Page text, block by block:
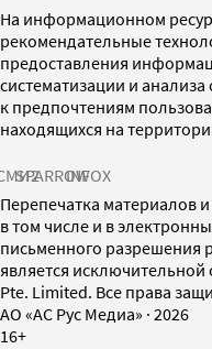
На информационном
рекомендательные
предоставления
систематизации и
к предпочтениям
находящихся на
SPARROWINFOX
Перепечатка материалов
в том числе и в
письменного разрешения
является исключительной
Pte. Limited. Все права
AO «АС Рус Медиа» · 2026
16+